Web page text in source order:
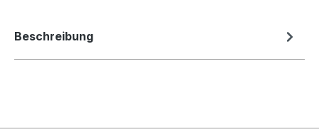
Beschreibung